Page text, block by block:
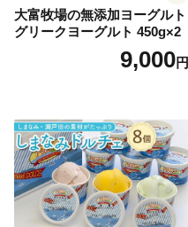
大富牧場の無添加ヨーグルト
グリークヨーグルト 450g×2
9,000円